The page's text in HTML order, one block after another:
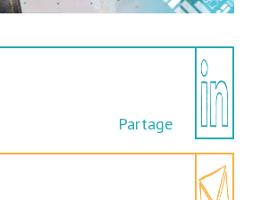
Partage